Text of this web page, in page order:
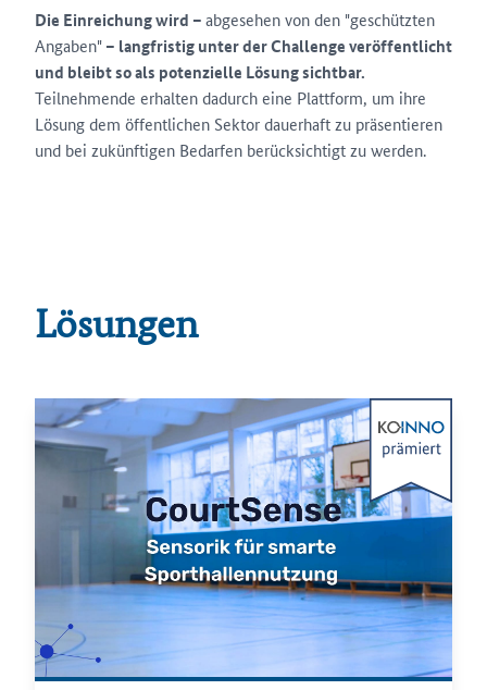
Die Einreichung wird –abgesehen von den "geschützten
Angaben"– langfristig unter der Challenge veröffentlicht
und bleibt so als potenzielle Lösung sichtbar.
Teilnehmende erhalten dadurch eine Plattform, um ihre
Lösung dem öffentlichen Sektor dauerhaft zu präsentieren
und bei zukünftigen Bedarfen berücksichtigt zu werden.
Lösungen